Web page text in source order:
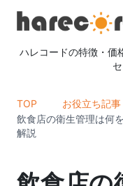
ハレコードの特徴 ・ 価
TOP
お役立ち記事
飲食店の衛生管理は何
解説